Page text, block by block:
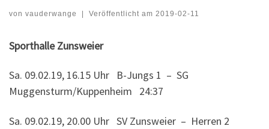
von vauderwange | Veröffentlicht am 2019-02-11
Sporthalle Zunsweier
Sa. 09.02.19, 16.15 Uhr B-Jungs 1 – SG
Muggensturm/Kuppenheim 24:37
Sa. 09.02.19, 20.00 Uhr SV Zunsweier – Herren 2